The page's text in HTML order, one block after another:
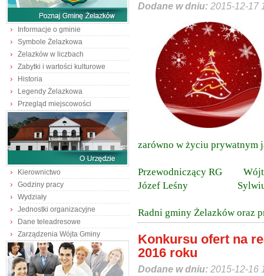
Informacje o gminie
Symbole Żelazkowa
Żelazków w liczbach
Zabytki i wartości kulturowe
Historia
Legendy Żelazkowa
Przegląd miejscowości
Kierownictwo
Godziny pracy
Wydziały
Jednostki organizacyjne
Dane teleadresowe
Zarządzenia Wójta Gminy
Dodane w dniu: 2015-12-17
zarówno w życiu prywatnym
Przewodniczący RG Wójt
Józef Leśny Sylwiusz
Radni gminy Żelazków oraz
Konkursu ofert na
2016 roku
Dodane w dniu: 2015-12-16